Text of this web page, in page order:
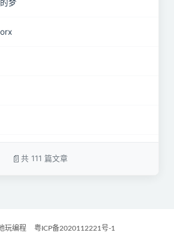
梦
共 111 篇文章
玩编程 粤ICP备2020112221号-1